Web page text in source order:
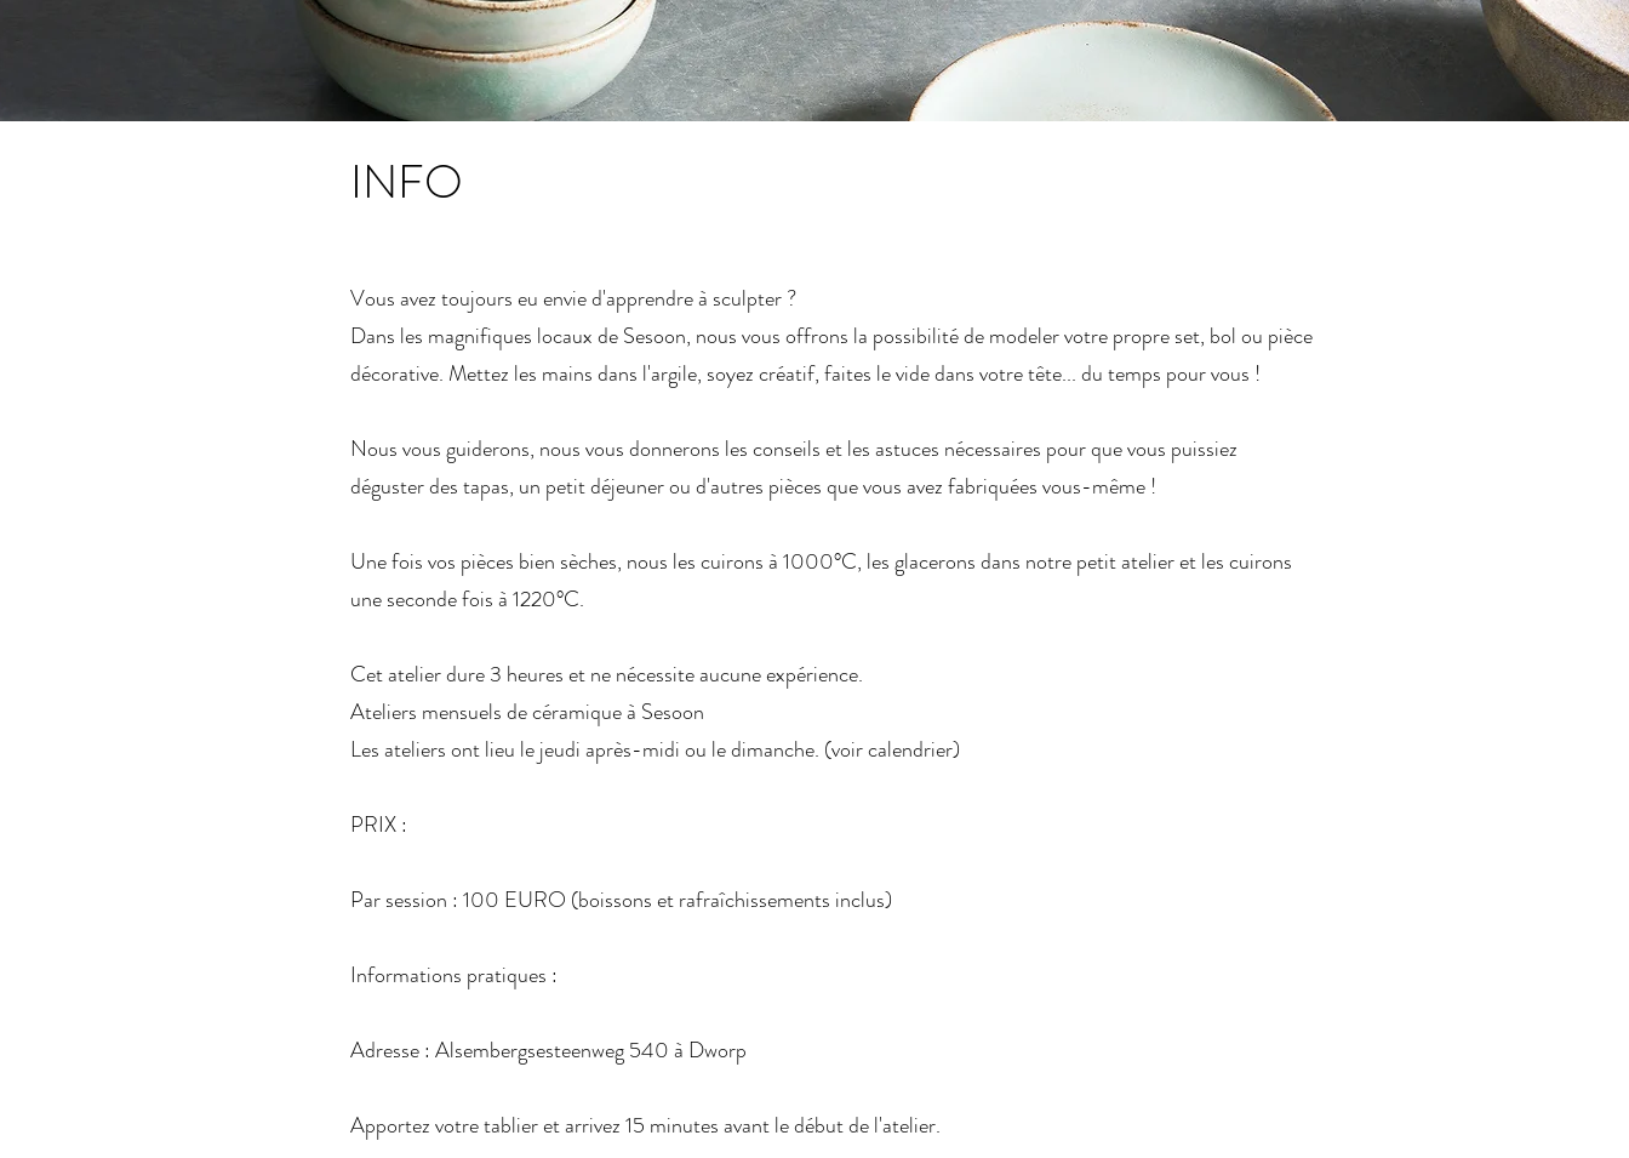
INFO
Vous avez toujours eu envie d'apprendre à sculpter ?
Dans les magnifiques locaux de Sesoon, nous vous offrons la possibilité de modeler votre propre set, bol ou pièce
décorative. Mettez les mains dans l'argile, soyez créatif, faites le vide dans votre tête... du temps pour vous !
Nous vous guiderons, nous vous donnerons les conseils et les astuces nécessaires pour que vous puissiez
déguster des tapas, un petit déjeuner ou d'autres pièces que vous avez fabriquées vous-même !
Une fois vos pièces bien sèches, nous les cuirons à 1000°C, les glacerons dans notre petit atelier et les cuirons
une seconde fois à 1220°C.
Cet atelier dure 3 heures et ne nécessite aucune expérience.
Ateliers mensuels de céramique à Sesoon
Les ateliers ont lieu le jeudi après-midi ou le dimanche. (voir calendrier)
PRIX :
Par session : 100 EURO (boissons et rafraîchissements inclus)
Informations pratiques :
Adresse : Alsembergsesteenweg 540 à Dworp
Apportez votre tablier et arrivez 15 minutes avant le début de l'atelier.